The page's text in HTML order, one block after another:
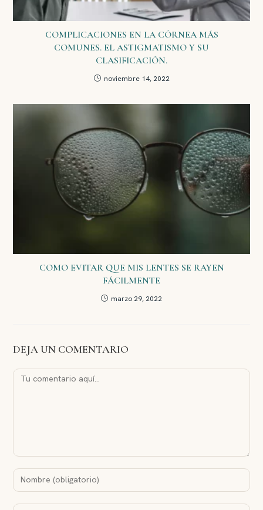
COMPLICACIONES EN LA CÓRNEA MÁS
COMUNES. EL ASTIGMATISMO Y SU
CLASIFICACIÓN.
noviembre 14, 2022
COMO EVITAR QUE MIS LENTES SE RAYEN
FÁCILMENTE
marzo 29, 2022
DEJA UN COMENTARIO